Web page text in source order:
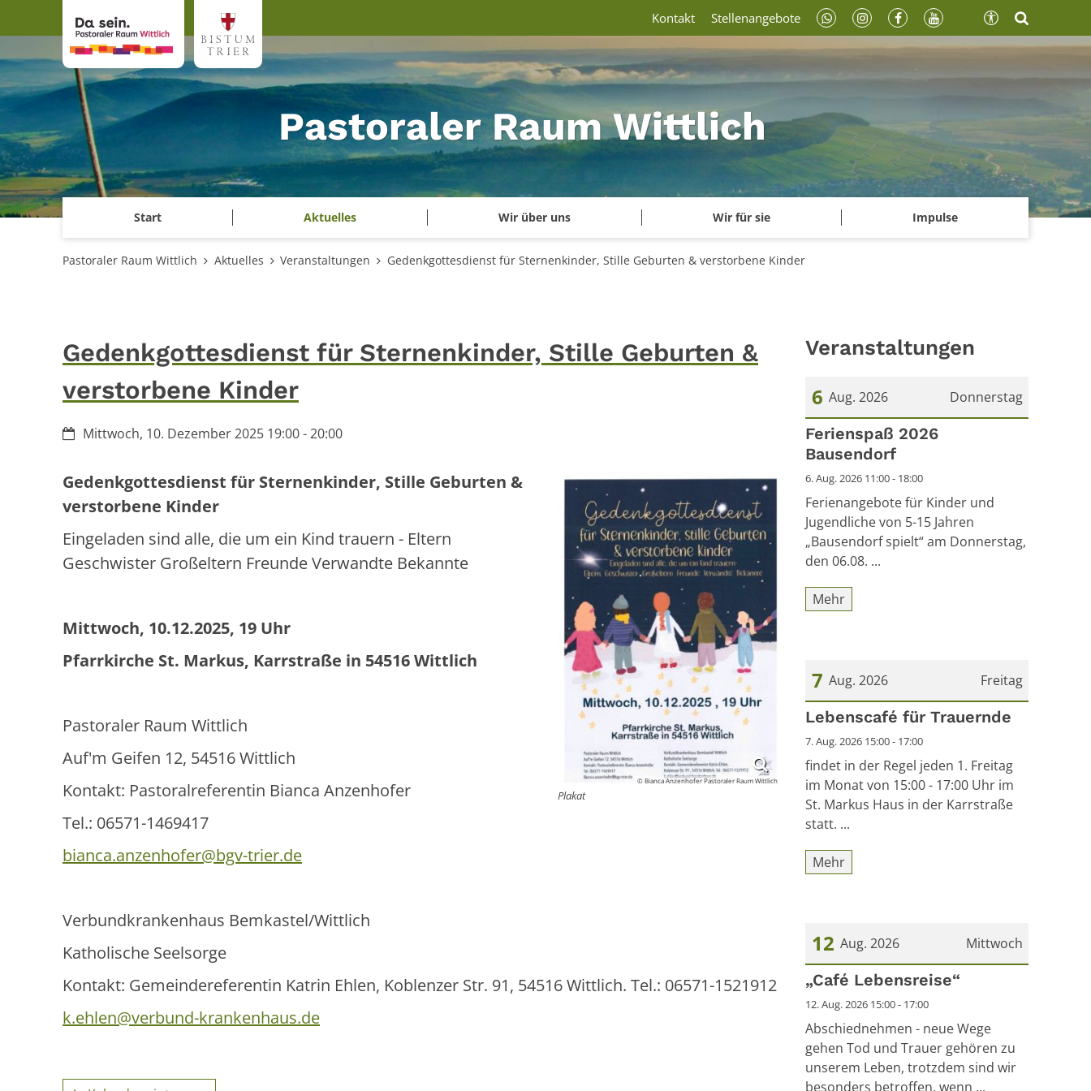
Pastoraler Raum Wittlich
Start Aktuelles Wir über uns Wir für sie Impulse
Kontakt Stellenangebote
Pastoraler Raum Wittlich Aktuelles Veranstaltungen Gedenkgottesdienst für Sternenkinder, Stille Geburten & verstorbene Kinder
Gedenkgottesdienst für Sternenkinder, Stille Geburten &
verstorbene Kinder
Datum:Mittwoch, 10. Dezember 2025 19:00 - 20:00
© Bianca Anzenhofer Pastoraler Raum Wittlich
Plakat
Gedenkgottesdienst für Sternenkinder, Stille Geburten &
verstorbene Kinder
Eingeladen sind alle, die um ein Kind trauern - Eltern
Geschwister Großeltern Freunde Verwandte Bekannte
Mittwoch, 10.12.2025, 19 Uhr
Pfarrkirche St. Markus, Karrstraße in 54516 Wittlich
Pastoraler Raum Wittlich
Auf'm Geifen 12, 54516 Wittlich
Kontakt: Pastoralreferentin Bianca Anzenhofer
Tel.: 06571-1469417
bianca.anzenhofer@bgv-trier.de
Verbundkrankenhaus Bemkastel/Wittlich
Katholische Seelsorge
Kontakt: Gemeindereferentin Katrin Ehlen, Koblenzer Str. 91, 54516 Wittlich. Tel.: 06571-1521912
k.ehlen@verbund-krankenhaus.de
Veranstaltungen
Donnerstag
6 Aug. 2026
Datum: 6. August 2026
Ferienspaß 2026
Bausendorf
6. Aug. 2026 11:00 - 18:00
Ferienangebote für Kinder und
Jugendliche von 5-15 Jahren
„Bausendorf spielt“ am Donnerstag,
den 06.08. ...
Mehr
Freitag
7 Aug. 2026
Datum: 7. August 2026
Lebenscafé für Trauernde
7. Aug. 2026 15:00 - 17:00
findet in der Regel jeden 1. Freitag
im Monat von 15:00 - 17:00 Uhr im
St. Markus Haus in der Karrstraße
statt. ...
Mehr
Mittwoch
12 Aug. 2026
Datum: 12. August 2026
„Café Lebensreise“
12. Aug. 2026 15:00 - 17:00
Abschiednehmen - neue Wege
gehen Tod und Trauer gehören zu
unserem Leben, trotzdem sind wir
besonders betroffen, wenn ...